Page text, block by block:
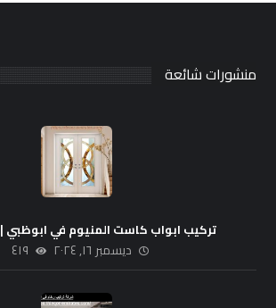
منشورات شائعة
تركيب ابواب كاست المنيوم في ابوظبي |0521606327
ديسمبر ١٦, ٢٠٢٤ ٤١٩